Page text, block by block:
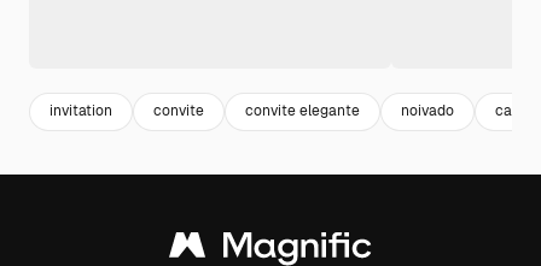
invitation convite convite elegante noivado